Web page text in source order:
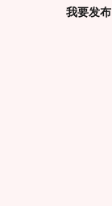
我要发布